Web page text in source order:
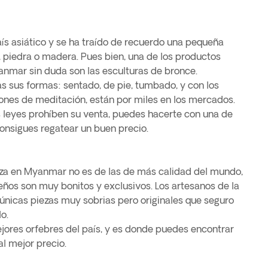
asiático y se ha traído de recuerdo una pequeña
o madera. Pues bien, una de los productos
sin duda son las esculturas de bronce.
sus formas: sentado, de pie, tumbado, y con los
de meditación, están por miles en los mercados.
prohíben su venta, puedes hacerte con una de
regatear un buen precio.
en Myanmar no es de las de más calidad del mundo,
son muy bonitos y exclusivos. Los artesanos de la
piezas muy sobrias pero originales que seguro
orfebres del país, y es donde puedes encontrar
mejor precio.